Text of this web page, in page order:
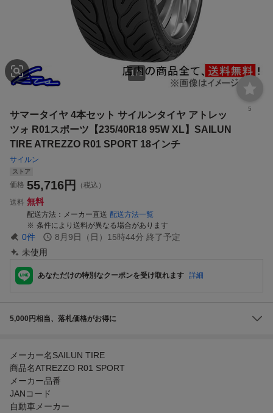
1 /1
5
サマータイヤ 4本セット サイルンタイヤ アトレッ
ツォ R01スポーツ【235/40R18 95W XL】SAILUN
TIRE ATREZZO R01 SPORT 18インチ
サイルン
ストア
価格 55,716円
（税込）
送料 無料
配送方法 メーカー直送 配送方法一覧
条件により送料が異なる場合があります
0件 8月9日（日）15時44分 終了予定
未使用
あなただけの特別なクーポンを受け取れます 詳細
5,000円相当、落札価格がお得に
メーカー名SAILUN TIRE
商品名ATREZZO R01 SPORT
メーカー品番
JANコード
自動車メーカー